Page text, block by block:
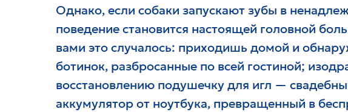
Однако, если собаки запускают зубы в
поведение становится настоящей головной
вами это случалось: приходишь домой и
ботинок, разбросанные по всей гостиной;
восстановлению подушечку для игл —
аккумулятор от ноутбука, превращенный в